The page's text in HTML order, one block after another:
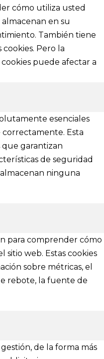
cómo utiliza usted
almacenan en su
También tiene
cookies. Pero la
puede afectar a
esenciales
Esta
garantizan
de seguridad
ninguna
para comprender cómo
sitio web. Estas cookies
sobre métricas, el
rebote, la fuente de
de la forma más